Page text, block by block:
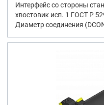
Интерфейс со стороны
хвостовик исп. 1 ГОСТ Р
Диаметр соединения